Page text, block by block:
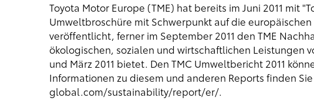
Toyota Motor Europe (TME) hat bereits im Juni 2011 mit
Umweltbroschüre mit Schwerpunkt auf die
veröffentlicht, ferner im September 2011 den TME
ökologischen, sozialen und wirtschaftlichen Leistungen
und März 2011 bietet. Den TMC Umweltbericht 2011
Informationen zu diesem und anderen Reports finden
global.com/sustainability/report/er/.